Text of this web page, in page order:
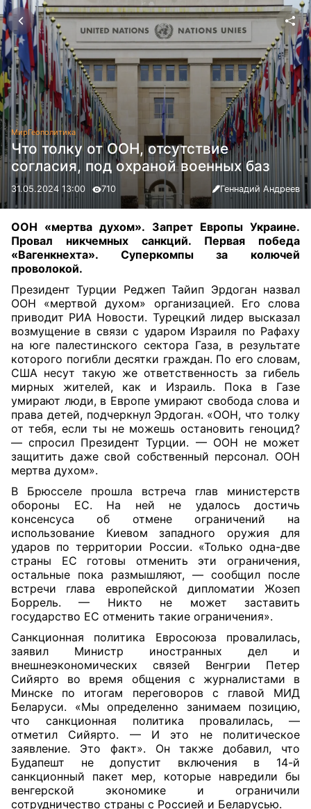
МирГеополитика
Что толку от ООН, отсутствие
согласия, под охраной военных баз
31.05.2024 13:00 710 Геннадий Андреев
ООН «мертва духом». Запрет Европы Украине.
Провал никчемных санкций. Первая победа
«Вагенкнехта». Суперкомпы за колючей
проволокой.
Президент Турции Реджеп Тайип Эрдоган назвал
ООН «мертвой духом» организацией. Его слова
приводит РИА Новости. Турецкий лидер высказал
возмущение в связи с ударом Израиля по Рафаху
на юге палестинского сектора Газа, в результате
которого погибли десятки граждан. По его словам,
США несут такую же ответственность за гибель
мирных жителей, как и Израиль. Пока в Газе
умирают люди, в Европе умирают свобода слова и
права детей, подчеркнул Эрдоган. «ООН, что толку
от тебя, если ты не можешь остановить геноцид?
— спросил Президент Турции. — ООН не может
защитить даже свой собственный персонал. ООН
мертва духом».
В Брюсселе прошла встреча глав министерств
обороны ЕС. На ней не удалось достичь
консенсуса об отмене ограничений на
использование Киевом западного оружия для
ударов по территории России. «Только одна-две
страны ЕС готовы отменить эти ограничения,
остальные пока размышляют, — сообщил после
встречи глава европейской дипломатии Жозеп
Боррель. — Никто не может заставить
государство ЕС отменить такие ограничения».
Санкционная политика Евросоюза провалилась,
заявил Министр иностранных дел и
внешнеэкономических связей Венгрии Петер
Сийярто во время общения с журналистами в
Минске по итогам переговоров с главой МИД
Беларуси. «Мы определенно занимаем позицию,
что санкционная политика провалилась, —
отметил Сийярто. — И это не политическое
заявление. Это факт». Он также добавил, что
Будапешт не допустит включения в 14-й
санкционный пакет мер, которые навредили бы
венгерской экономике и ограничили
сотрудничество страны с Россией и Беларусью.